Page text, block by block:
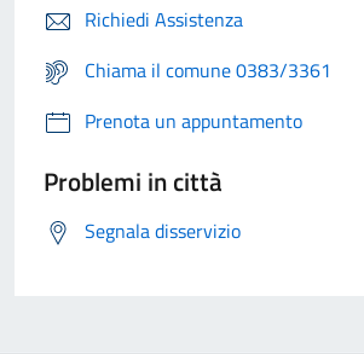
Richiedi Assistenza
Chiama il comune 0383/3361
Prenota un appuntamento
Problemi in città
Segnala disservizio